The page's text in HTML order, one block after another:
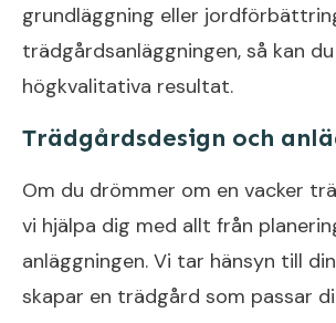
grundläggning eller
trädgårdsanläggningen, så kan
högkvalitativa resultat.
Trädgårdsdesign och
Om du drömmer om en vacker
vi hjälpa dig med allt från
anläggningen. Vi tar hänsyn till
skapar en trädgård som passar